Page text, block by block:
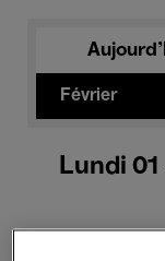
Février
Lundi